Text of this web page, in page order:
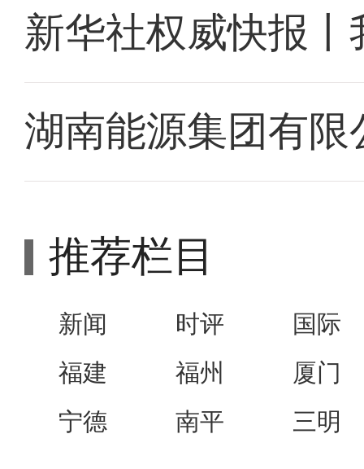
新华社权威快报
湖南能源集团有
推荐栏目
新闻 时评
国际
福建
福州
厦门
宁德
南平 三明